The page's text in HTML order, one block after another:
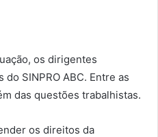
os dirigentes
SINPRO ABC. Entre as
das questões trabalhistas.
os direitos da